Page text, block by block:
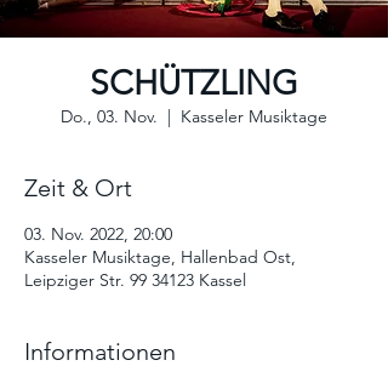
SCHÜTZLING
Do., 03. Nov.
  |
Kasseler Musiktage
Zeit & Ort
03. Nov. 2022, 20:00
Kasseler Musiktage, Hallenbad Ost,
Leipziger Str. 99 34123 Kassel
Informationen